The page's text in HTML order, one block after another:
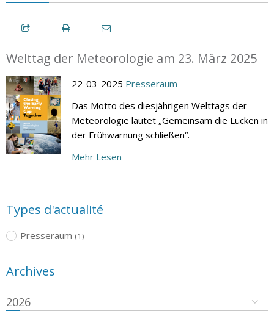
Welttag der Meteorologie am 23. März 2025
22-03-2025 Presseraum
Das Motto des diesjährigen Welttags der
Meteorologie lautet „Gemeinsam die Lücken in
der Frühwarnung schließen“.
Mehr Lesen
Types d'actualité
Presseraum (1)
Archives
2026